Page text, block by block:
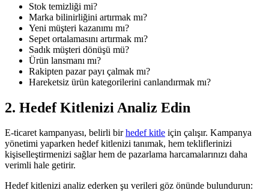
Stok temizliği mi?
Marka bilinirliğini artırmak mı?
Yeni müşteri kazanımı mı?
Sepet ortalamasını artırmak mı?
Sadık müşteri dönüşü mü?
Ürün lansmanı mı?
Rakipten pazar payı çalmak mı?
Hareketsiz ürün kategorilerini canlandırmak mı?
2. Hedef Kitlenizi Analiz Edin
E-ticaret kampanyası, belirli birhedef kitle için çalışır. Kampanya
yönetimi yaparken hedef kitlenizi tanımak, hem tekliflerinizi
kişiselleştirmenizi sağlar hem de pazarlama harcamalarınızı daha
verimli hale getirir.
Hedef kitlenizi analiz ederken şu verileri göz önünde bulundurun: